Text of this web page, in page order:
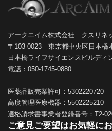
アークエイム株式会社 クスリネ
〒103-0023 東京都中央区日本橋
日本橋ライフサイエンスビルディ
電話：050-1745-0880
医薬品販売業許可：5302220720
高度管理医療機器：5502225210
適格請求書事業者登録番号：T2-
ご意見ご要望はお気軽に